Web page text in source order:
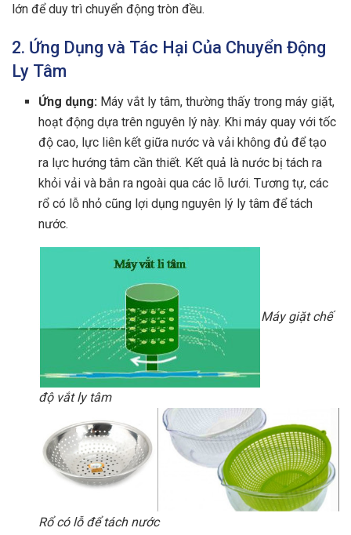
lớn để duy trì chuyển động tròn đều.
2. Ứng Dụng và Tác Hại Của Chuyển Động
Ly Tâm
Ứng dụng: Máy vắt ly tâm, thường thấy trong máy giặt,
hoạt động dựa trên nguyên lý này. Khi máy quay với tốc
độ cao, lực liên kết giữa nước và vải không đủ để tạo
ra lực hướng tâm cần thiết. Kết quả là nước bị tách ra
khỏi vải và bắn ra ngoài qua các lỗ lưới. Tương tự, các
rổ có lỗ nhỏ cũng lợi dụng nguyên lý ly tâm để tách
nước.
Máy giặt chế
độ vắt ly tâm
Rổ có lỗ để tách nước